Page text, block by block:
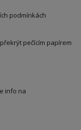
podmínkách
pečícím papírem
info na